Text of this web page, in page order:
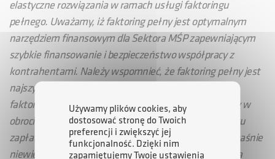
elastyczne rozwiązania w ramach usługi faktoringu
pełnego. Uważamy, iż faktoring pełny jest optymalnym
narzędziem finansowym dla Sektora MŚP zapewniającym
szybkie finansowanie i bezpieczeństwo współpracy z
kontrahentami. Należy wspomnieć, że faktoring pełny jest
najszybciej rosnącą dziś odmianą tej usługi na rynku
faktoringowym w Polsce Jest on szczególnie przydatny w
obrocie między małymi podmiotami, gdzie ryzyko braku
zapłaty lub dużych opóźnień jest bardzo wysokie, a właśnie
niewielkie przedsiębiorstwa są najbardziej narażone na
Używamy plików cookies, aby
dostosować stronę do Twoich
preferencji i zwiększyć jej
funkcjonalność. Dzięki nim
zapamiętujemy Twoje ustawienia